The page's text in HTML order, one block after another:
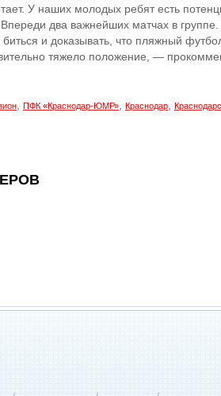
У наших молодых ребят есть
два важнейших матчах в
и доказывать, что пляжный
тяжело положение, —
ПФК «Краснодар-ЮМР» Краснодар